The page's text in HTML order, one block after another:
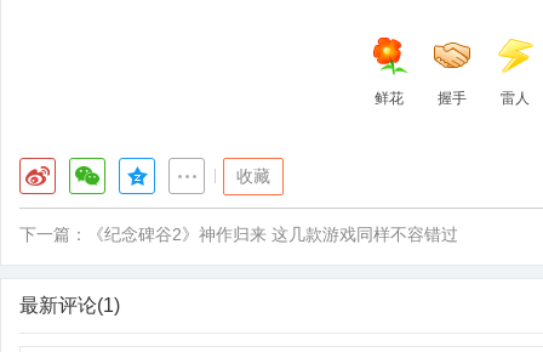
鲜花 握手 雷人
收藏
下一篇： 《纪念碑谷2》神作归来 这几款游戏同样不容错过
最新评论(1)